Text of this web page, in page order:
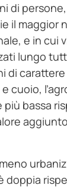
di
il maggior
e in cui
lungo
di
cuoio,
bassa